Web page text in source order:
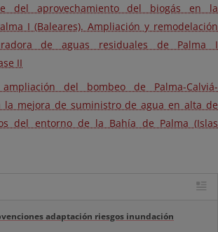
del aprovechamiento del biogás en la
I (Baleares). Ampliación y remodelación
de aguas residuales de Palma I
II
del bombeo de Palma-Calviá-
la mejora de suministro de agua en alta de
del entorno de la Bahía de Palma (Islas
adaptación riesgos inundación